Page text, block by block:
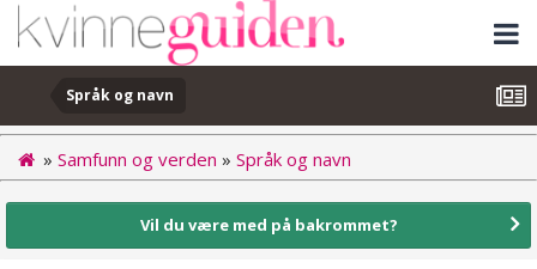
Språk og navn
» Samfunn og verden » Språk og navn
Vil du være med på bakrommet?